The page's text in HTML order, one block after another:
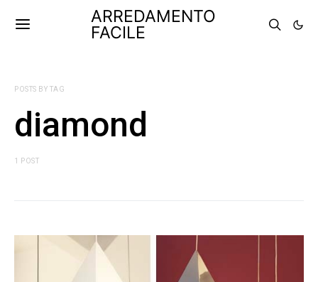
ARREDAMENTO
FACILE
POSTS BY TAG
diamond
1 POST